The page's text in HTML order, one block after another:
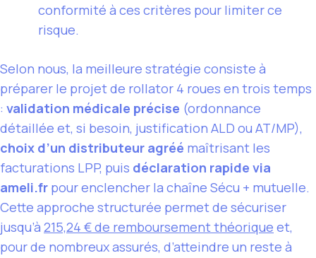
conformité à ces critères pour limiter ce
risque.
Selon nous, la meilleure stratégie consiste à
préparer le projet de rollator 4 roues en trois temps
: validation médicale précise (ordonnance
détaillée et, si besoin, justification ALD ou AT/MP),
choix d’un distributeur agréé maîtrisant les
facturations LPP, puis déclaration rapide via
ameli.fr pour enclencher la chaîne Sécu + mutuelle.
Cette approche structurée permet de sécuriser
jusqu’à 215,24 € de remboursement théorique et,
pour de nombreux assurés, d’atteindre un reste à